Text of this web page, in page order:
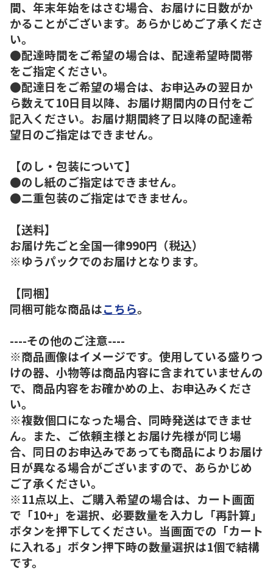
間、年末年始をはさむ場合、お届けに日数がか
かることがございます。あらかじめご了承くださ
い。
●配達時間をご希望の場合は、配達希望時間帯
をご指定ください。
●配達日をご希望の場合は、お申込みの翌日か
ら数えて10日目以降、お届け期間内の日付をご
記入ください。お届け期間終了日以降の配達希
望日のご指定はできません。
【のし・包装について】
●のし紙のご指定はできません。
●二重包装のご指定はできません。
【送料】
お届け先ごと全国一律990円（税込）
※ゆうパックでのお届けとなります。
【同梱】
同梱可能な商品はこちら。
----その他のご注意----
※商品画像はイメージです。使用している盛りつ
けの器、小物等は商品内容に含まれていませんの
で、商品内容をお確かめの上、お申込みくださ
い。
※複数個口になった場合、同時発送はできませ
ん。また、ご依頼主様とお届け先様が同じ場
合、同日のお申込みであっても商品によりお届け
日が異なる場合がございますので、あらかじめ
ご了承ください。
※11点以上、ご購入希望の場合は、カート画面
で「10+」を選択、必要数量を入力し「再計算」
ボタンを押下してください。当画面での「カート
に入れる」ボタン押下時の数量選択は1個で結構
です。